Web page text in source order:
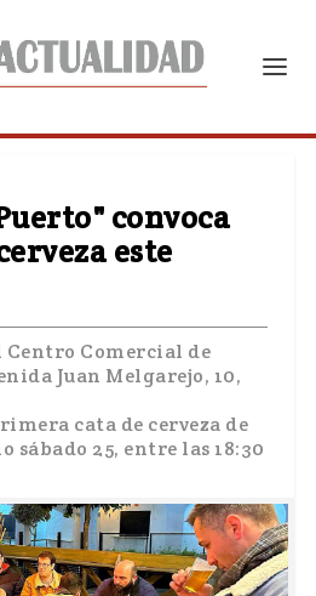
convoca
este
Centro Comercial de
Juan Melgarejo, 10,
cata de cerveza de
sábado 25, entre las 18:30